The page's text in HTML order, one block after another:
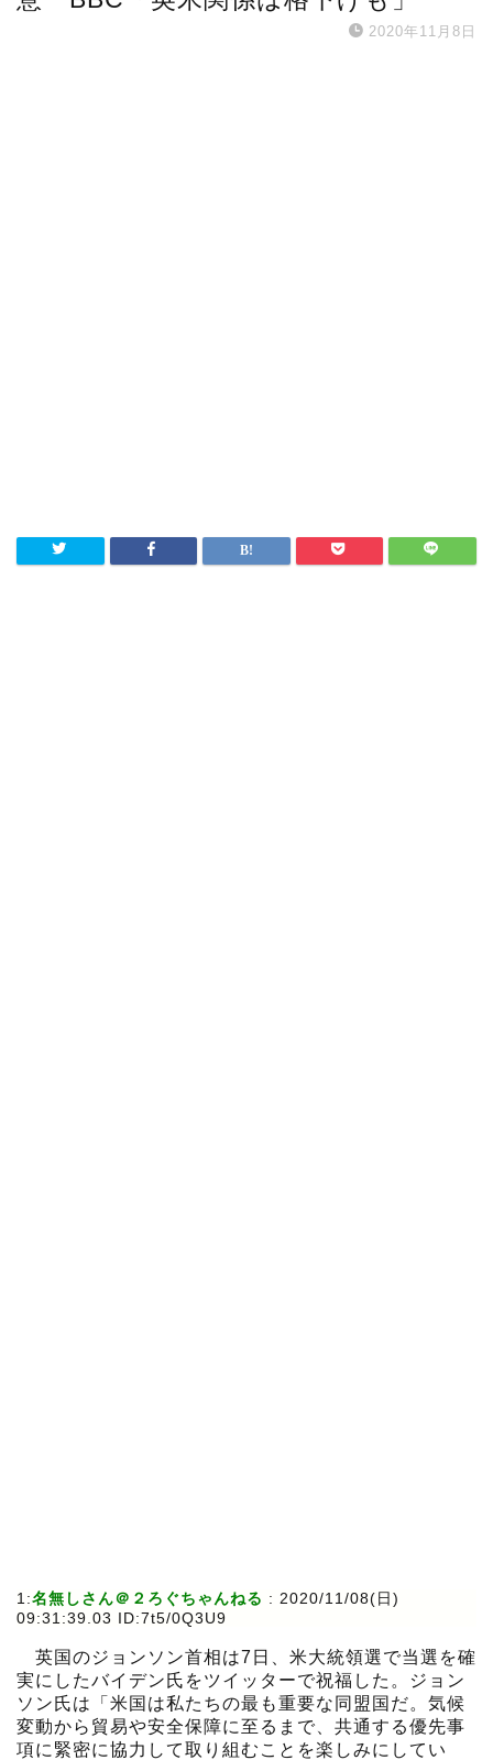
2020年11月8日
1:名無しさん＠２ろぐちゃんねる : 2020/11/08(日)
09:31:39.03 ID:7t5/0Q3U9
英国のジョンソン首相は7日、米大統領選で当選を確
実にしたバイデン氏をツイッターで祝福した。ジョン
ソン氏は「米国は私たちの最も重要な同盟国だ。気候
変動から貿易や安全保障に至るまで、共通する優先事
項に緊密に協力して取り組むことを楽しみにしてい